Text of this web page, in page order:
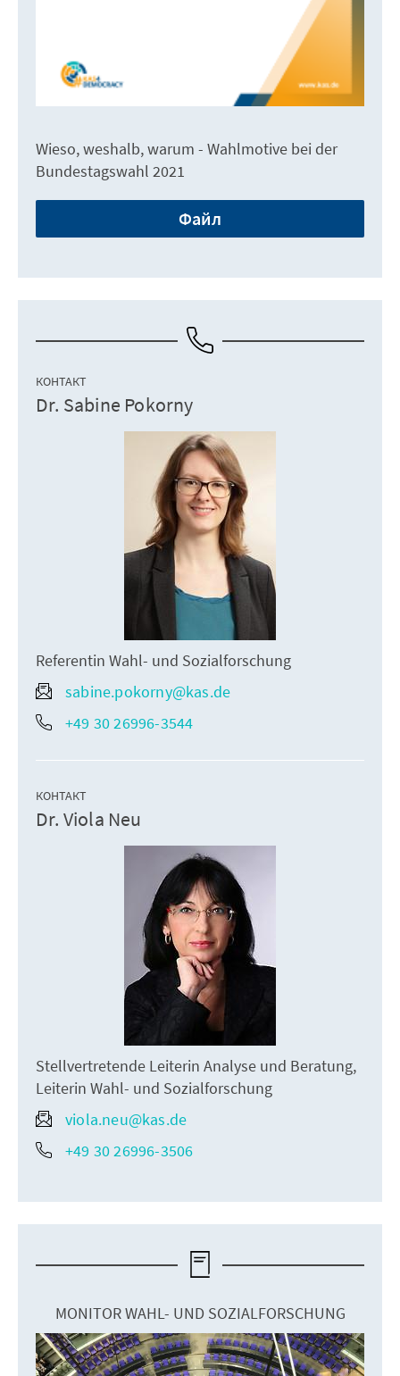
Wieso, weshalb, warum - Wahlmotive bei der
Bundestagswahl 2021
Файл
КОНТАКТ
Dr. Sabine Pokorny
Referentin Wahl- und Sozialforschung
sabine.pokorny@kas.de
+49 30 26996-3544
КОНТАКТ
Dr. Viola Neu
Stellvertretende Leiterin Analyse und Beratung,
Leiterin Wahl- und Sozialforschung
viola.neu@kas.de
+49 30 26996-3506
MONITOR WAHL- UND SOZIALFORSCHUNG